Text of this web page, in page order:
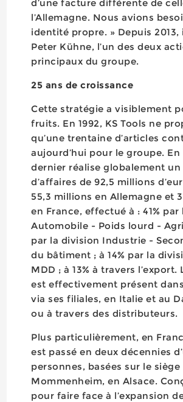
d’une facture différente de
l’Allemagne. Nous avions
identité propre. » Depuis 2013,
Peter Kühne, l’un des deux
principaux du groupe.
25 ans de croissance
Cette stratégie a visiblement
fruits. En 1992, KS Tools ne
qu’une trentaine d’articles
aujourd’hui pour le groupe. En
dernier réalise globalement
d’affaires de 92,5 millions
55,3 millions en Allemagne et
en France, effectué à : 41%
Automobile - Poids lourd -
par la division Industrie -
du bâtiment ; à 14% par la
MDD ; à 13% à travers l’export.
est effectivement présent dans
via ses filiales, en Italie et au
ou à travers des distributeurs.
Plus particulièrement, en
est passé en deux décennies
personnes, basées sur le siège
Mommenheim, en Alsace.
pour faire face à l’expansion